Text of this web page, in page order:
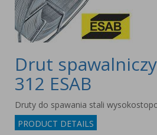
Drut
312 ESAB
Druty do spawania stali
PRODUCT DETAILS